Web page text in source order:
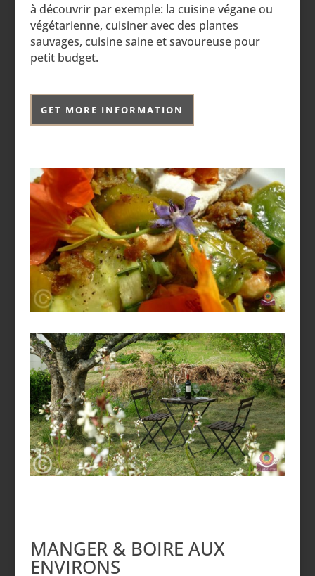
à découvrir par exemple: la cuisine végane ou
végétarienne, cuisiner avec des plantes
sauvages, cuisine saine et savoureuse pour
petit budget.
GET MORE INFORMATION
MANGER & BOIRE AUX
ENVIRONS